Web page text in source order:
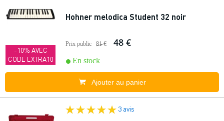
-10% AVEC
CODE EXTRA10
Hohner melodica Student 32 noir
Prix public 81 € 48 €
En stock
Ajouter au panier
3 avis